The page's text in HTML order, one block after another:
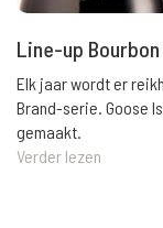
Line-up
Elk jaar wordt er
Brand-serie. Goose
gemaakt.
Verder lezen